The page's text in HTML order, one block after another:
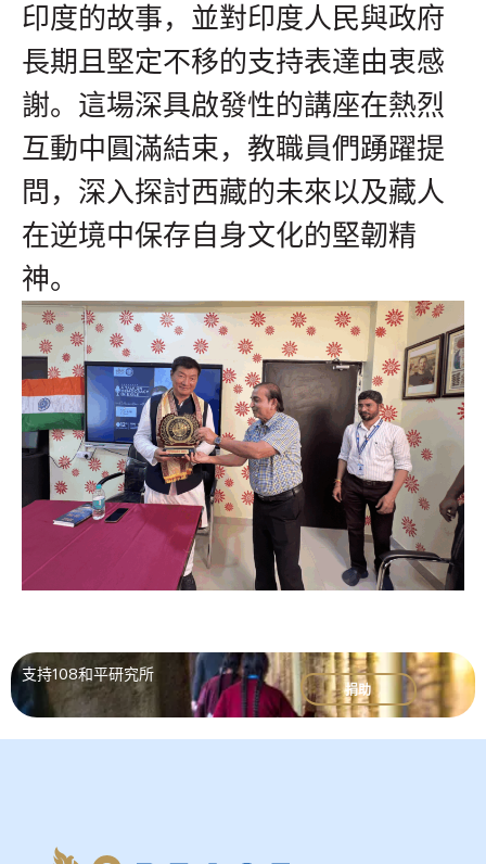
印度的故事，並對印度人民與政府
長期且堅定不移的支持表達由衷感
謝。這場深具啟發性的講座在熱烈
互動中圓滿結束，教職員們踴躍提
問，深入探討西藏的未來以及藏人
在逆境中保存自身文化的堅韌精
神。
支持108和平研究所
捐助